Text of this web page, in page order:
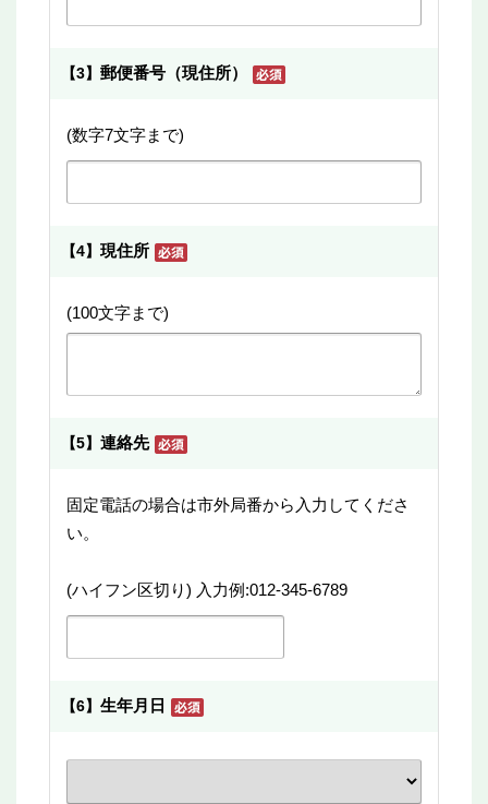
【3】 郵便番号（現住所）
(数字7文字まで)
【4】 現住所
(100文字まで)
【5】 連絡先
固定電話の場合は市外局番から入力してくださ
い。
(ハイフン区切り) 入力例:012-345-6789
【6】 生年月日